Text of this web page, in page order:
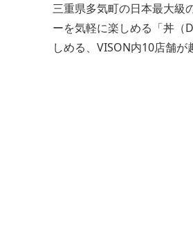
三重県多気町の日本最大級
ーを気軽に楽しめる「丼（
しめる、VISON内10店舗